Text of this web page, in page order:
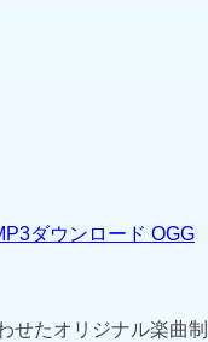
ダウンロード OGG
せたオリジナル楽曲制